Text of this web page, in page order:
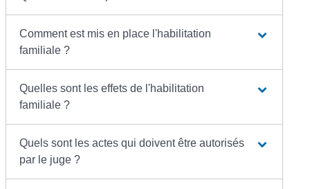
Comment est mis en place l'habilitation
familiale ?
Quelles sont les effets de l'habilitation
familiale ?
Quels sont les actes qui doivent être autorisés
par le juge ?